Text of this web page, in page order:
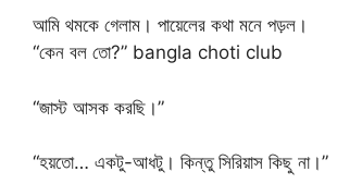
আমি থমকে গেলাম। পায়েলের কথা মনে পড়ল।
“কেন বল তো?” bangla choti club
“জাস্ট আসক করছি।”
“হয়তো… একটু-আধটু। কিন্তু সিরিয়াস কিছু না।”